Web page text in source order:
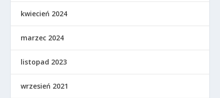
kwiecień 2024
marzec 2024
listopad 2023
wrzesień 2021